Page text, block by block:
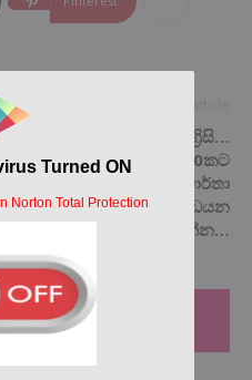
සුද්දටත් බැරි ඉංග්‍රිසි…
එංගලන්තයේ ලක්ෂ 10කට
ඉංග්‍රිසි බැ.. නවතම දත්ත වාර්තා
වලින් හෙලි වූ ඇස් උඩයන
පුවත මෙන්න…
MORE FROM AUTHOR